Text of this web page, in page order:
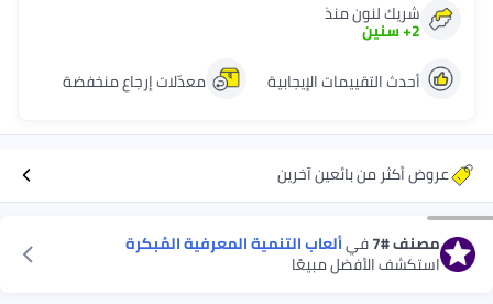
شريك لنون منذ
2
+سنين
معدّلات إرجاع منخفضة
أحدث التقييمات الإيجابية
عروض أكثر من بائعين آخرين
مصنف#7 فيألعاب التنمية المعرفية المُبكرة
استكشف الأفضل مبيعًا